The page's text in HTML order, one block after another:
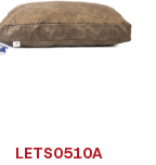
LETS0510A